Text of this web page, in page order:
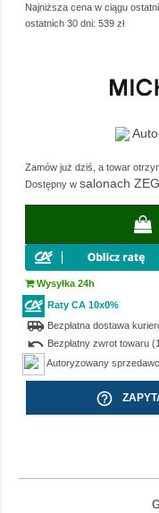
Najniższa cena w ciągu
ostatnich 30 dni: 539 zł
Zamów już dziś, a towar
Dostępny w salonach
Wysyłka 24h
Raty CA 10x0%
airport_shuttleBezpłatna dostawa
undo Bezpłatny zwrot towaru
Autoryzowany
help_outline